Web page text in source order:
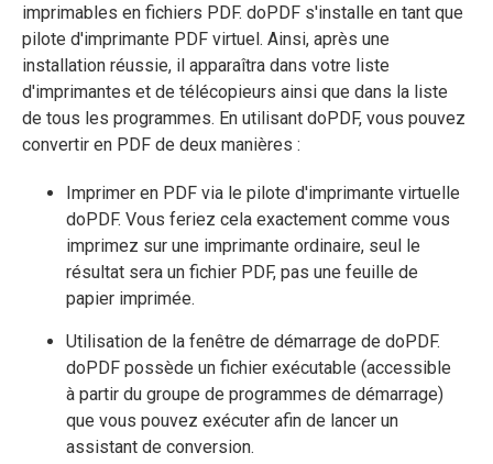
imprimables en fichiers PDF. doPDF s'installe en tant que
pilote d'imprimante PDF virtuel. Ainsi, après une
installation réussie, il apparaîtra dans votre liste
d'imprimantes et de télécopieurs ainsi que dans la liste
de tous les programmes. En utilisant doPDF, vous pouvez
convertir en PDF de deux manières :
Imprimer en PDF via le pilote d'imprimante virtuelle
doPDF. Vous feriez cela exactement comme vous
imprimez sur une imprimante ordinaire, seul le
résultat sera un fichier PDF, pas une feuille de
papier imprimée.
Utilisation de la fenêtre de démarrage de doPDF.
doPDF possède un fichier exécutable (accessible
à partir du groupe de programmes de démarrage)
que vous pouvez exécuter afin de lancer un
assistant de conversion.